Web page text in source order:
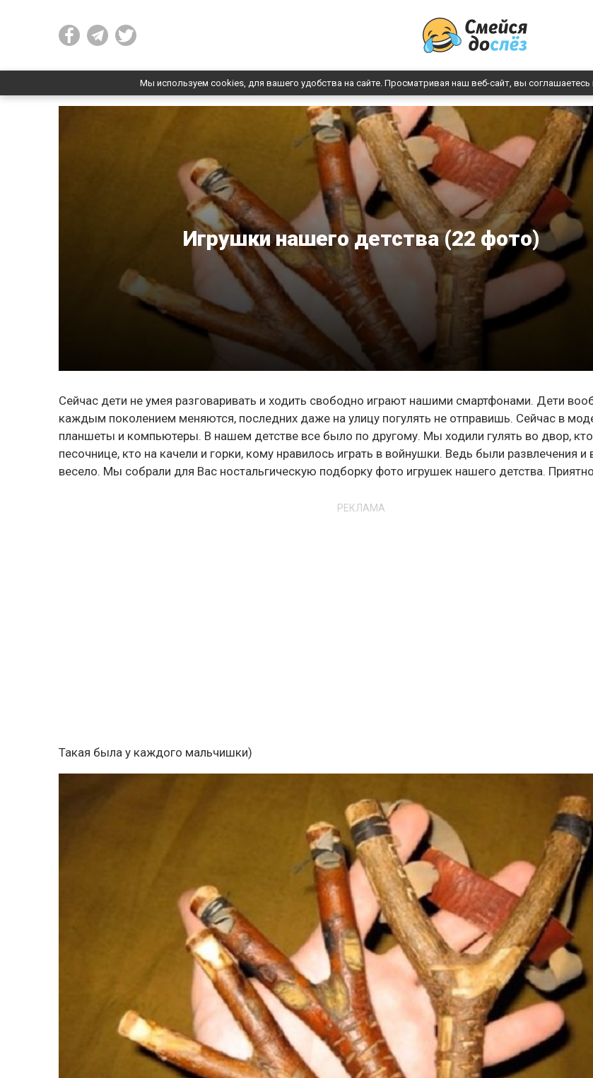
Мы используем cookies, для вашего удобства на сайте. Просматривая наш веб-сайт, вы
Игрушки нашего детства (22 фото)
Сейчас дети не умея разговаривать и ходить свободно играют нашими смартфонами. Дети
каждым поколением меняются, последних даже на улицу погулять не отправишь. Сейчас в
планшеты и компьютеры. В нашем детстве все было по другому. Мы ходили гулять во двор,
песочнице, кто на качели и горки, кому нравилось играть в войнушки. Ведь были развлечения и
весело. Мы собрали для Вас ностальгическую подборку фото игрушек нашего детства.
РЕКЛАМА
Такая была у каждого мальчишки)